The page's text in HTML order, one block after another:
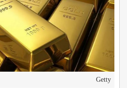
Getty